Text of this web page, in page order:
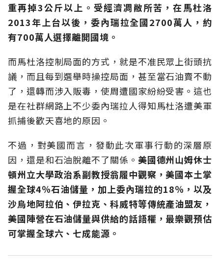
重再掉3公斤以上。受經濟凋敝所苦，在馬杜洛
2013年上台以後，委內瑞拉全國2700萬人，約
有700萬人選擇離開國境。
而馬杜洛控制局面的方式，就是不准民眾上街頭抗
議，而且每到選舉時操控局面，甚至當石油賣不動
了，還轉而涉入販毒，使周遭國家紛紛受害。這也
是在社群網路上不少委內瑞拉人得知馬杜洛遭美軍
抓捕後歡天喜地的原因。
不過，對美國而言，發動此次軍事行動的深層原
因，還是和石油脫離不了關係。 美國德州山姆休士
頓州立大學政治系副教授翁履中觀察，美國本土掌
握全球4％石油儲量，加上委內瑞拉的18％，以及
沙烏地阿拉伯、伊拉克、科威特等傳統產油盟友，
美國陣營在石油儲量與供給的話語權，最樂觀預估
可掌握全球六、七成能源。